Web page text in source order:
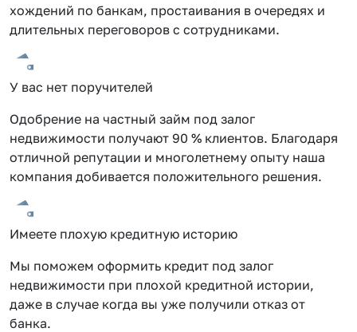
хождений по банкам, простаивания в очередях и
длительных переговоров с сотрудниками.
У вас нет поручителей
Одобрение на частный займ под залог
недвижимости получают 90 % клиентов. Благодаря
отличной репутации и многолетнему опыту наша
компания добивается положительного решения.
Имеете плохую кредитную историю
Мы поможем оформить кредит под залог
недвижимости при плохой кредитной истории,
даже в случае когда вы уже получили отказ от
банка.